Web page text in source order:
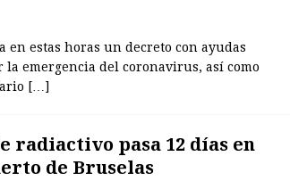
en estas horas un decreto con ayudas
emergencia del coronavirus, así como
[…]
radiactivo pasa 12 días en
de Bruselas